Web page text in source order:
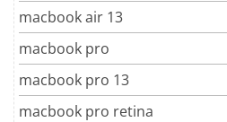
macbook air 13
macbook pro
macbook pro 13
macbook pro retina